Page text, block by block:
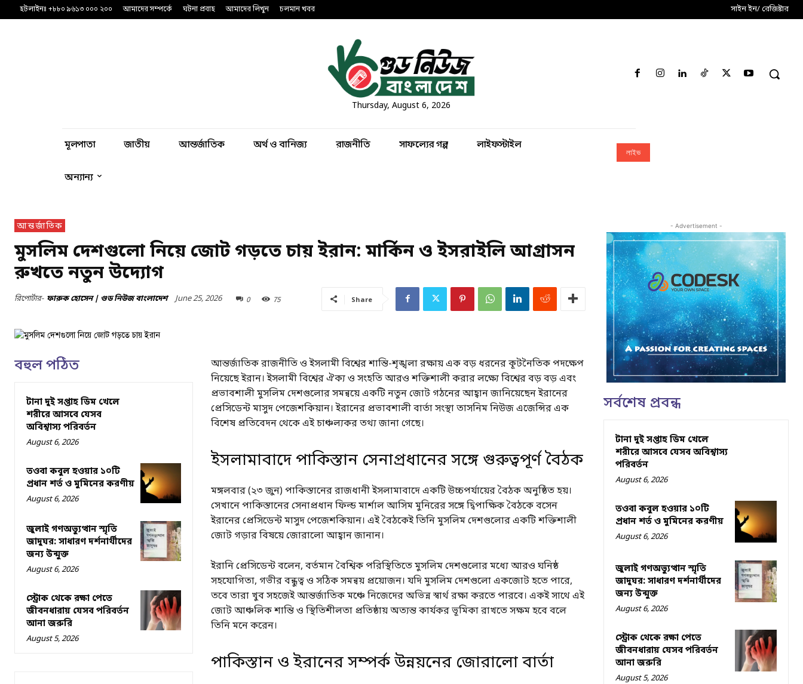
হটলাইনঃ +৮৮০ ৯৬১৩ ০০০ ২০০ আমাদের সম্পর্কে ঘটনা প্রবাহ আমাদের লিখুন চলমান খবর সাইন ইন/ রেজিষ্টার
Thursday, August 6, 2026
মূলপাতা জাতীয় আন্তর্জাতিক অর্থ ও বানিজ্য রাজনীতি সাফল্যের গল্প লাইফস্টাইল
অন্যান্য
লাইভ
আন্তর্জাতিক
মুসলিম দেশগুলো নিয়ে জোট গড়তে চায় ইরান: মার্কিন ও ইসরাইলি আগ্রাসন
রুখতে নতুন উদ্যোগ
রিপোর্টার- ফারুক হোসেন | গুড নিউজ বাংলাদেশ June 25, 2026 0 75 Share
বহুল পঠিত
টানা দুই সপ্তাহ ডিম খেলে
শরীরে আসবে যেসব
অবিশ্বাস্য পরিবর্তন
August 6, 2026
তওবা কবুল হওয়ার ১০টি
প্রধান শর্ত ও মুমিনের করণীয়
August 6, 2026
জুলাই গণঅভ্যুত্থান স্মৃতি
জাদুঘর: সাধারণ দর্শনার্থীদের
জন্য উন্মুক্ত
August 6, 2026
স্ট্রোক থেকে রক্ষা পেতে
জীবনধারায় যেসব পরিবর্তন
আনা জরুরি
August 5, 2026
আন্তর্জাতিক রাজনীতি ও ইসলামী বিশ্বের শান্তি-শৃঙ্খলা রক্ষায় এক বড় ধরনের কূটনৈতিক পদক্ষেপ
নিয়েছে ইরান। ইসলামী বিশ্বের ঐক্য ও সংহতি আরও শক্তিশালী করার লক্ষ্যে বিশ্বের বড় বড় এবং
প্রভাবশালী মুসলিম দেশগুলোর সমন্বয়ে একটি নতুন জোট গঠনের আহ্বান জানিয়েছেন ইরানের
প্রেসিডেন্ট মাসুদ পেজেশকিয়ান। ইরানের প্রভাবশালী বার্তা সংস্থা তাসনিম নিউজ এজেন্সির এক
বিশেষ প্রতিবেদন থেকে এই চাঞ্চল্যকর তথ্য জানা গেছে।
ইসলামাবাদে পাকিস্তান সেনাপ্রধানের সঙ্গে গুরুত্বপূর্ণ বৈঠক
মঙ্গলবার (২৩ জুন) পাকিস্তানের রাজধানী ইসলামাবাদে একটি উচ্চপর্যায়ের বৈঠক অনুষ্ঠিত হয়।
সেখানে পাকিস্তানের সেনাপ্রধান ফিল্ড মার্শাল আসিম মুনিরের সঙ্গে দ্বিপাক্ষিক বৈঠকে বসেন
ইরানের প্রেসিডেন্ট মাসুদ পেজেশকিয়ান। এই বৈঠকেই তিনি মুসলিম দেশগুলোর একটি শক্তিশালী
জোট গড়ার বিষয়ে জোরালো আহ্বান জানান।
ইরানি প্রেসিডেন্ট বলেন, বর্তমান বৈশ্বিক পরিস্থিতিতে মুসলিম দেশগুলোর মধ্যে আরও ঘনিষ্ঠ
সহযোগিতা, গভীর বন্ধুত্ব ও সঠিক সমন্বয় প্রয়োজন। যদি মুসলিম দেশগুলো একজোট হতে পারে,
তবে তারা খুব সহজেই আন্তর্জাতিক মঞ্চে নিজেদের অভিন্ন স্বার্থ রক্ষা করতে পারবে। একই সাথে এই
জোট আঞ্চলিক শান্তি ও স্থিতিশীলতা প্রতিষ্ঠায় অত্যন্ত কার্যকর ভূমিকা রাখতে সক্ষম হবে বলে
তিনি মনে করেন।
পাকিস্তান ও ইরানের সম্পর্ক উন্নয়নের জোরালো বার্তা
- Advertisement -
সর্বশেষ প্রবন্ধ
টানা দুই সপ্তাহ ডিম খেলে
শরীরে আসবে যেসব অবিশ্বাস্য
পরিবর্তন
August 6, 2026
তওবা কবুল হওয়ার ১০টি
প্রধান শর্ত ও মুমিনের করণীয়
August 6, 2026
জুলাই গণঅভ্যুত্থান স্মৃতি
জাদুঘর: সাধারণ দর্শনার্থীদের
জন্য উন্মুক্ত
August 6, 2026
স্ট্রোক থেকে রক্ষা পেতে
জীবনধারায় যেসব পরিবর্তন
আনা জরুরি
August 5, 2026